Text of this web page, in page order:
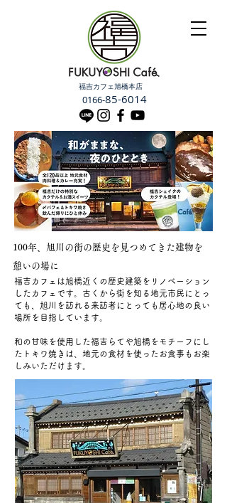
福吉カフェ旭橋本店
0166-85-6014
100年、​旭川の街の歴史を見つめてきた建物を
憩いの場に
福吉カフェは旭橋近くの歴史建築をリノベーション
したカフェです。古くから街を知る地元市民にとっ
ても、旭川を訪れる来訪者にとっても居心地の良い
場所を目指しています。
和の甘味を使用した福吉らてや旭橋をモチーフにし
たトキワ焼きは、地元の食材を使ったお食事もお楽
しみいただけます。